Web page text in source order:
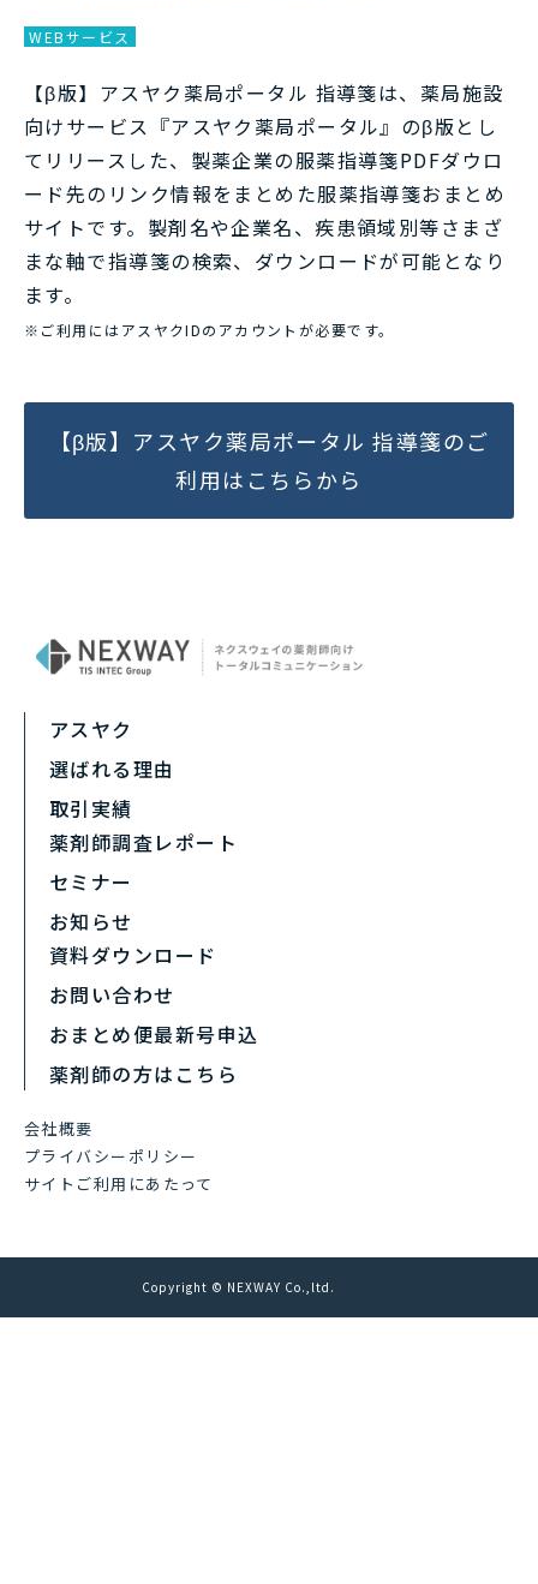
WEBサービス
【β版】アスヤク薬局ポータル 指導箋は、薬局施設
向けサービス『アスヤク薬局ポータル』のβ版とし
てリリースした、製薬企業の服薬指導箋PDFダウロ
ード先のリンク情報をまとめた服薬指導箋おまとめ
サイトです。製剤名や企業名、疾患領域別等さまざ
まな軸で指導箋の検索、ダウンロードが可能となり
ます。
※ご利用にはアスヤクIDのアカウントが必要です。
【β版】アスヤク薬局ポータル 指導箋のご
利用はこちらから
アスヤク
選ばれる理由
取引実績
薬剤師調査レポート
セミナー
お知らせ
資料ダウンロード
お問い合わせ
おまとめ便最新号申込
薬剤師の方はこちら
会社概要
プライバシーポリシー
サイトご利用にあたって
Copyright © NEXWAY Co.,ltd.